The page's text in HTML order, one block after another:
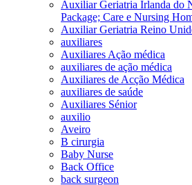
Auxiliar Geriatria Irlanda do
Package; Care e Nursing
Auxiliar Geriatria Reino
auxiliares
Auxiliares Ação médica
auxiliares de ação médica
Auxiliares de Acção Médica
auxiliares de saúde
Auxiliares Sénior
auxilio
Aveiro
B cirurgia
Baby Nurse
Back Office
back surgeon